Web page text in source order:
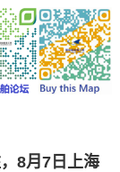
8月7日上海